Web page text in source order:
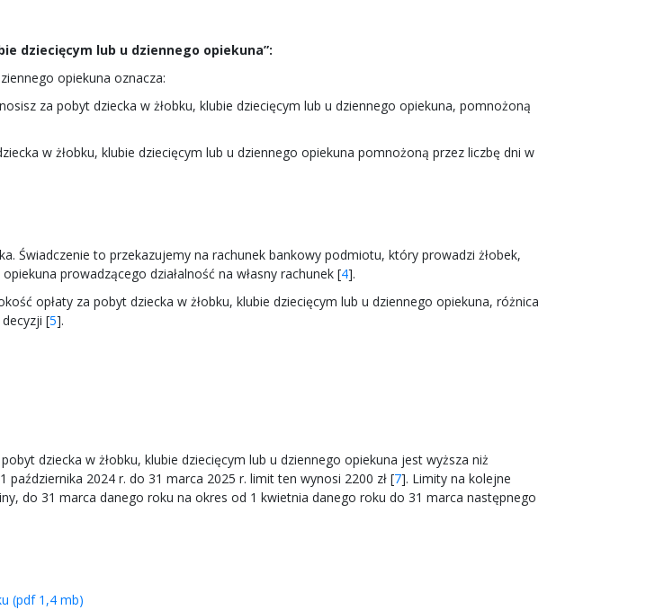
dziecięcym lub u dziennego opiekuna”:
opiekuna oznacza:
za pobyt dziecka w żłobku, klubie dziecięcym lub u dziennego opiekuna, pomnożoną
w żłobku, klubie dziecięcym lub u dziennego opiekuna pomnożoną przez liczbę dni w
Świadczenie to przekazujemy na rachunek bankowy podmiotu, który prowadzi żłobek,
prowadzącego działalność na własny rachunek [4].
opłaty za pobyt dziecka w żłobku, klubie dziecięcym lub u dziennego opiekuna, różnica
[5].
dziecka w żłobku, klubie dziecięcym lub u dziennego opiekuna jest wyższa niż
2024 r. do 31 marca 2025 r. limit ten wynosi 2200 zł [7]. Limity na kolejne
do 31 marca danego roku na okres od 1 kwietnia danego roku do 31 marca następnego
(pdf 1,4 mb)